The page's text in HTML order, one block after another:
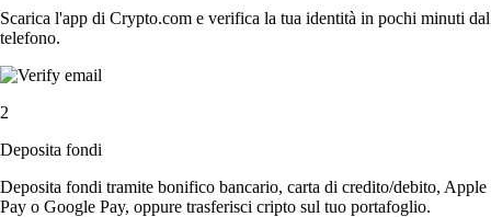
Scarica l'app di Crypto.com e verifica la tua identità in pochi minuti dal
telefono.
2
Deposita fondi
Deposita fondi tramite bonifico bancario, carta di credito/debito, Apple
Pay o Google Pay, oppure trasferisci cripto sul tuo portafoglio.